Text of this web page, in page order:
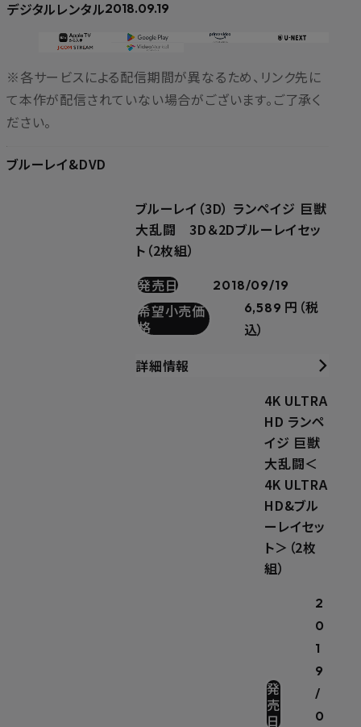
デジタルレンタル2018.09.19
※各サービスによる配信期間が異なるため、リンク先に
て本作が配信されていない場合がございます。ご了承く
ださい。
ブルーレイ&DVD
ブルーレイ（3D） ランペイジ 巨獣
大乱闘 3D＆2Dブルーレイセッ
ト（2枚組）
発売日
2018/09/19
希望小売価
格
6,589 円（税
込）
詳細情報
4K ULTRA
HD ランペ
イジ 巨獣
大乱闘＜
4K ULTRA
HD&ブル
ーレイセッ
ト＞（2枚
組）
発
売
日
2
0
1
9
/
0